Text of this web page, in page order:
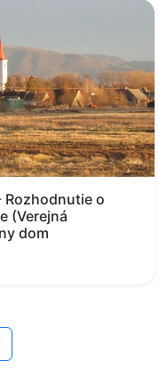
Rozhodnutie o
(Verejná
dom